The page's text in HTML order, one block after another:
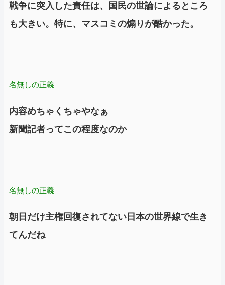
戦争に突入した責任は、国民の世論によるところ
も大きい。特に、マスコミの煽りが酷かった。
名無しの正義
内容めちゃくちゃやなぁ
新聞記者ってこの程度なのか
名無しの正義
朝日だけ主権回復されてない日本の世界線で生き
てんだね